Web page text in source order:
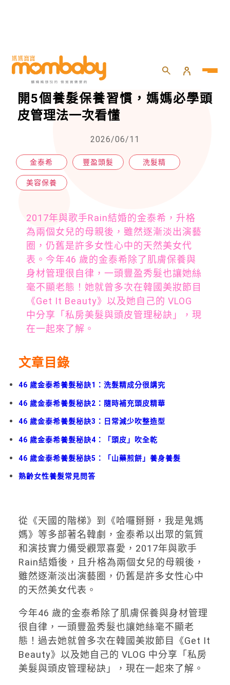
HOME momself
金泰希46歲豐盈秀髮讓人驚豔！公
開5個養髮保養習慣，媽媽必學頭
皮管理法一次看懂
2026/06/11
金泰希 豐盈頭髮 洗髮精
美容保養
2017年與歌手Rain結婚的金泰希，升格
為兩個女兒的母親後，雖然逐漸淡出演藝
圈，仍舊是許多女性心中的天然美女代
表。今年46 歲的金泰希除了肌膚保養與
身材管理很自律，一頭豐盈秀髮也讓她絲
毫不顯老態！她就曾多次在韓國美妝節目
《Get It Beauty》以及她自己的 VLOG
中分享「私房美髮與頭皮管理秘訣」，現
在一起來了解。
文章目錄
46 歲金泰希養髮秘訣1：洗髮精成分很講究
46 歲金泰希養髮秘訣2：隨時補充頭皮精華
46 歲金泰希養髮秘訣3：日常減少吹整造型
46 歲金泰希養髮秘訣4：「頭皮」吹全乾
46 歲金泰希養髮秘訣5：「山藥煎餅」養身養髮
熟齡女性養髮常見問答
從《天國的階梯》到《哈囉掰掰，我是鬼媽
媽》等多部著名韓劇，金泰希以出眾的氣質
和演技實力備受觀眾喜愛，2017年與歌手
Rain結婚後，且升格為兩個女兒的母親後，
雖然逐漸淡出演藝圈，仍舊是許多女性心中
的天然美女代表。
今年46 歲的金泰希除了肌膚保養與身材管理
很自律，一頭豐盈秀髮也讓她絲毫不顯老
態！過去她就曾多次在韓國美妝節目《Get It
Beauty》以及她自己的 VLOG 中分享「私房
美髮與頭皮管理秘訣」，現在一起來了解。